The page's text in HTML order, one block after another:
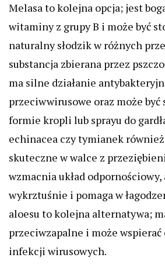
Melasa to kolejna opcja; jest
witaminy z grupy B i może być
naturalny słodzik w różnych
substancja zbierana przez
ma silne działanie
przeciwwirusowe oraz może być
formie kropli lub sprayu do
echinacea czy tymianek również
skuteczne w walce z
wzmacnia układ
wykrztuśnie i pomaga w
aloesu to kolejna alternatywa;
przeciwzapalne i może wspierać
infekcji wirusowych.